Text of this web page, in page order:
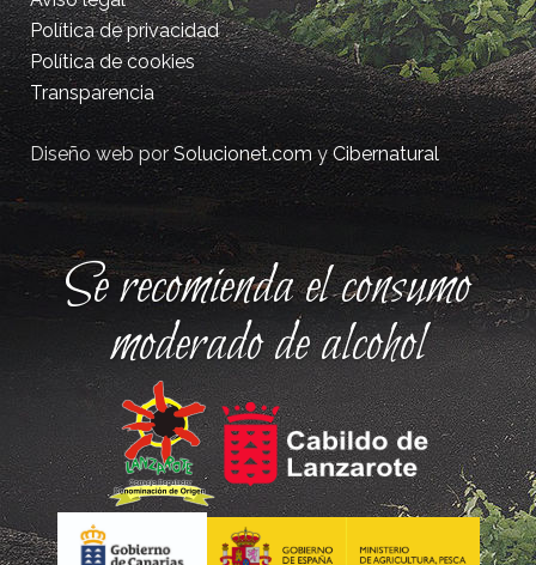
Política de privacidad
Política de cookies
Transparencia
Diseño web porSolucionet.comyCibernatural
Se recomienda el consumo
moderado de alcohol